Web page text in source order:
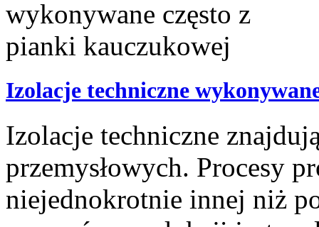
Izolacje techniczne
Izolacje techniczne
przemysłowych. Procesy
niejednokrotnie innej niż